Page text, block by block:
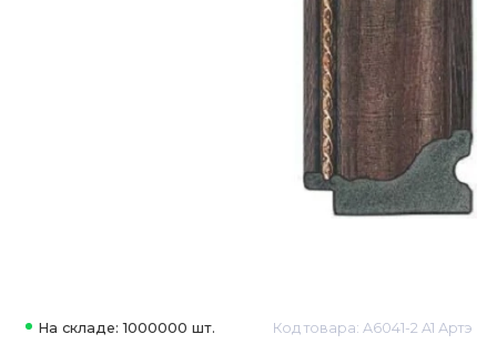
На складе: 1000000 шт. Код товара: A6041-2 A1 Артэ